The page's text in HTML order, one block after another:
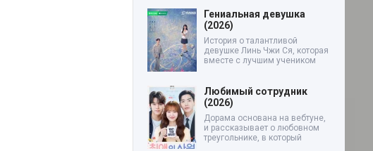
Гениальная девушка
(2026)
История о талантливой
девушке Линь Чжи Ся, которая
вместе с лучшим учеником
Любимый сотрудник
(2026)
Дорама основана на вебтуне,
и рассказывает о любовном
треугольнике, в который